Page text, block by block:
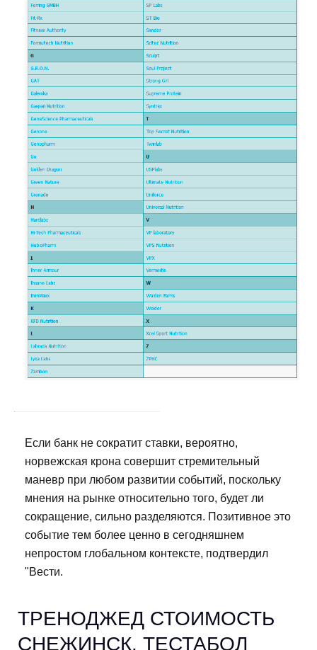
Если банк не сократит ставки, вероятно,
норвежская крона совершит стремительный
маневр при любом развитии событий, поскольку
мнения на рынке относительно того, будет ли
сокращение, сильно разделяются. Позитивное это
событие тем более ценно в сегодняшнем
непростом глобальном контексте, подтвердил
"Вести.
ТРЕНОДЖЕД СТОИМОСТЬ
СНЕЖИНСК. ТЕСТАБОЛ